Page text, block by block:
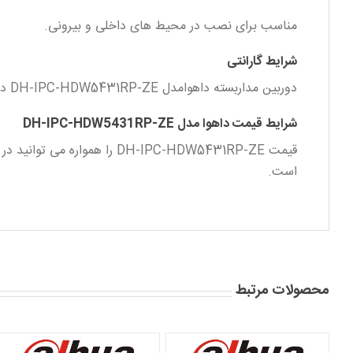
مناسب برای نصب در محیط های داخلی و بیرونی.
شرایط گارانتی
دوربین مداربسته داهوامدل DH-IPC-HDW5431RP-ZE دارای 2 سال گارانتی تعویض میباشد. هم اکنون میتوانید این محصول را از فروشگاه هایک لوک نمایندگی داهوا خریداری نمایید.
شرایط قیمت داهوا مدل DH-IPC-HDW5431RP-ZE
است.
محصولات مرتبط